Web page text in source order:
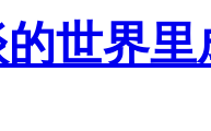
世界里